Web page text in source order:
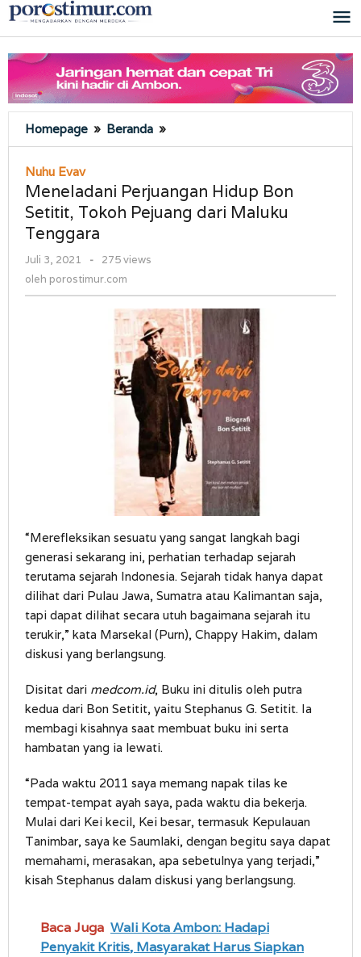
Lewati
ke
Homepage » Beranda »
Perjuangan
Setitit,
Tokoh
Nuhu Evav
Meneladani Perjuangan Hidup Bon
Setitit, Tokoh Pejuang dari Maluku
Tenggara
Juli 3, 2021
oleh
-
275 views
oleh porostimur.com
“Merefleksikan sesuatu yang sangat langkah bagi
generasi sekarang ini, perhatian terhadap sejarah
terutama sejarah Indonesia. Sejarah tidak hanya dapat
dilihat dari Pulau Jawa, Sumatra atau Kalimantan saja,
tapi dapat dilihat secara utuh bagaimana sejarah itu
terukir,” kata Marsekal (Purn), Chappy Hakim, dalam
diskusi yang berlangsung.
Disitat dari medcom.id, Buku ini ditulis oleh putra
kedua dari Bon Setitit, yaitu Stephanus G. Setitit. Ia
membagi kisahnya saat membuat buku ini serta
hambatan yang ia lewati.
“Pada waktu 2011 saya memang napak tilas ke
tempat-tempat ayah saya, pada waktu dia bekerja.
Mulai dari Kei kecil, Kei besar, termasuk Kepulauan
Tanimbar, saya ke Saumlaki, dengan begitu saya dapat
memahami, merasakan, apa sebetulnya yang terjadi,”
kisah Stephanus dalam diskusi yang berlangsung.
Baca Juga Wali Kota Ambon: Hadapi
Penyakit Kritis, Masyarakat Harus Siapkan